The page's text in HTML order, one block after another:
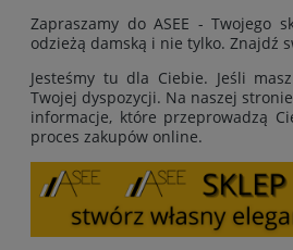
Zapraszamy do ASEE - Twojego
odzieżą damską i nie tylko. Znajdź
Jesteśmy tu dla Ciebie. Jeśli
Twojej dyspozycji. Na naszej
informacje, które przeprowadzą
proces zakupów online.